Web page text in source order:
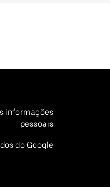
informações
pessoais
do Google